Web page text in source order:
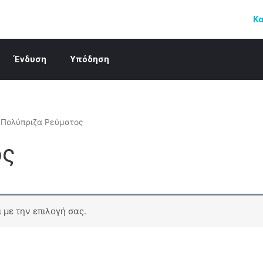
Ένδυση Υπόδηση
Ρεύματος
την επιλογή σας.